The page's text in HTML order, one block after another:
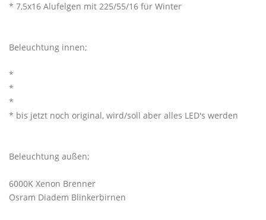
* 7,5x16 Alufelgen mit 225/55/16 für Winter
Beleuchtung innen;
*
*
*
* bis jetzt noch original, wird/soll aber alles LED's werden
Beleuchtung außen;
6000K Xenon Brenner
Osram Diadem Blinkerbirnen